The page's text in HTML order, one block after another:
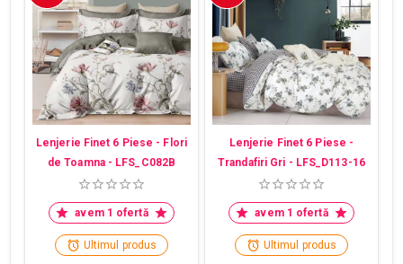
Lenjerie Finet 6 Piese - Flori
de Toamna - LFS_C082B
avem 1 ofertă
Ultimul produs
Lenjerie Finet 6 Piese -
Trandafiri Gri - LFS_D113-16
avem 1 ofertă
Ultimul produs